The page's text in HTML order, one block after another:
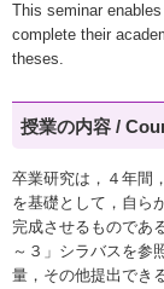
This seminar
complete their
theses.
授業の内容 /
卒業研究は，４年間
を基礎として，自ら
完成させるものであ
～３」シラバスを参
量，その他提出でき